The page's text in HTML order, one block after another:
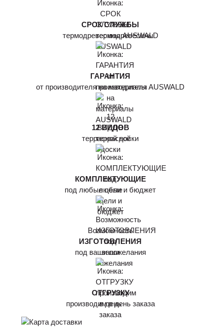
СРОК СЛУЖБЫ
термодревесины AUSWALD
ГАРАНТИЯ
от производителя на материалы AUSWALD
12 ВИДОВ
террасной доски
КОМПЛЕКТУЮЩИЕ
под любые цели и бюджет
Возможность
ИЗГОТОВЛЕНИЯ
под ваши пожелания
ОТГРУЗКУ
производим в день заказа